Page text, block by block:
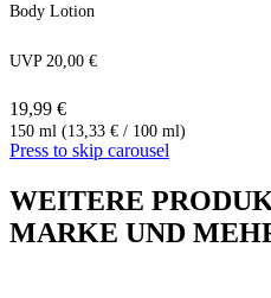
Body Lotion
UVP 20,00 €
19,99 €
150 ml (13,33 € / 100 ml)
Press to skip carousel
WEITERE
MARKE UND